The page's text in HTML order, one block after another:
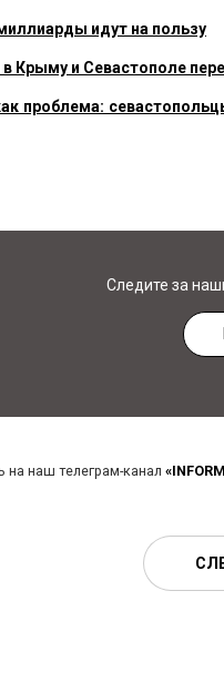
идут на пользу
Крыму и Севастополе
проблема:
Следите за
на наш телеграм-канал